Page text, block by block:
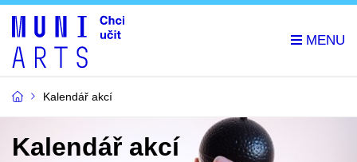
Kalendář akcí
Kalendář akcí